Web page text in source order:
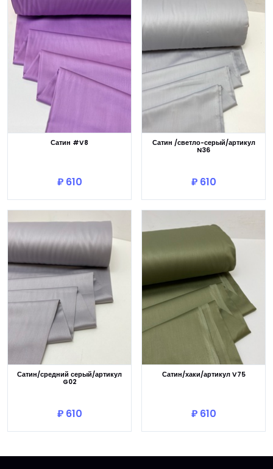
Сатин #V8
₽ 610
Сатин /светло-серый/артикул
N36
₽ 610
Сатин/средний серый/артикул
G02
₽ 610
Сатин/хаки/артикул V75
₽ 610